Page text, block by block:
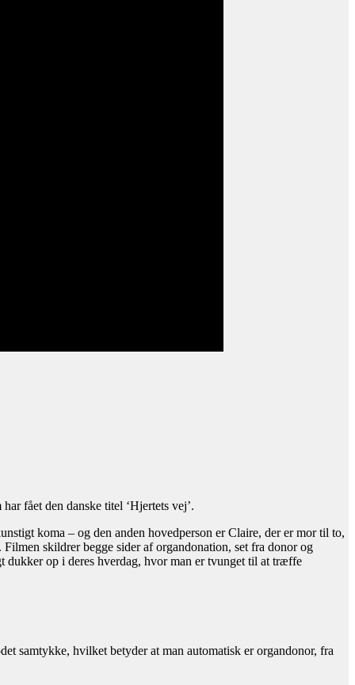
fået den danske titel ‘Hjertets vej’.
koma – og den anden hovedperson er Claire, der er mor til to,
skildrer begge sider af organdonation, set fra donor og
dukker op i deres hverdag, hvor man er tvunget til at træffe
samtykke, hvilket betyder at man automatisk er organdonor, fra